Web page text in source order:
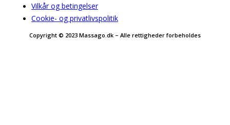
Vilkår og betingelser
Cookie- og privatlivspolitik
Copyright © 2023 Massago.dk – Alle rettigheder forbeholdes